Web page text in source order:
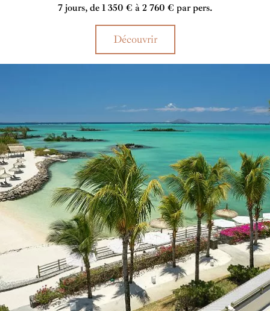
couples et amis se sentiront comme enivrés par la beauté naturel
de cet hôtel 4*. Pour parfaire votre séjour, des expériences
sportives et relaxantes vous attendent. Et pour couronner le tout,
vos papilles seront traitées avec attention au sein des nombreux
bars et restaurants du Ravenala.
7 jours, de 1 350 € à 2 760 € par pers.
Découvrir